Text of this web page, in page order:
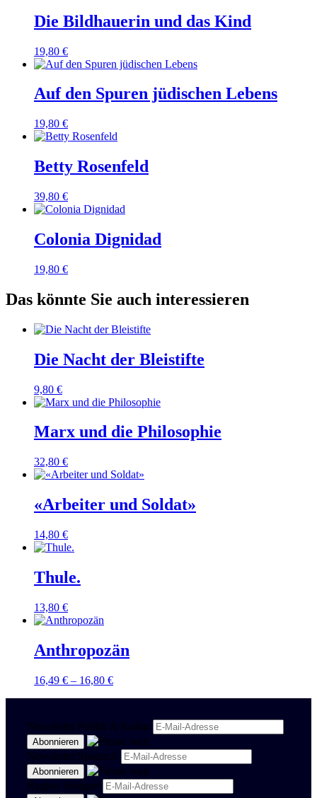
Die Bildhauerin und das Kind
19,80 €
Auf den Spuren jüdischen Lebens
19,80 €
Betty Rosenfeld
39,80 €
Colonia Dignidad
19,80 €
Das könnte Sie auch interessieren
Die Nacht der Bleistifte
9,80 €
Marx und die Philosophie
32,80 €
«Arbeiter und Soldat»
14,80 €
Thule.
13,80 €
Anthropozän
16,49 € – 16,80 €
Newsletter Politik & Kultur
Newsletter Spanisch
Region Stuttgart